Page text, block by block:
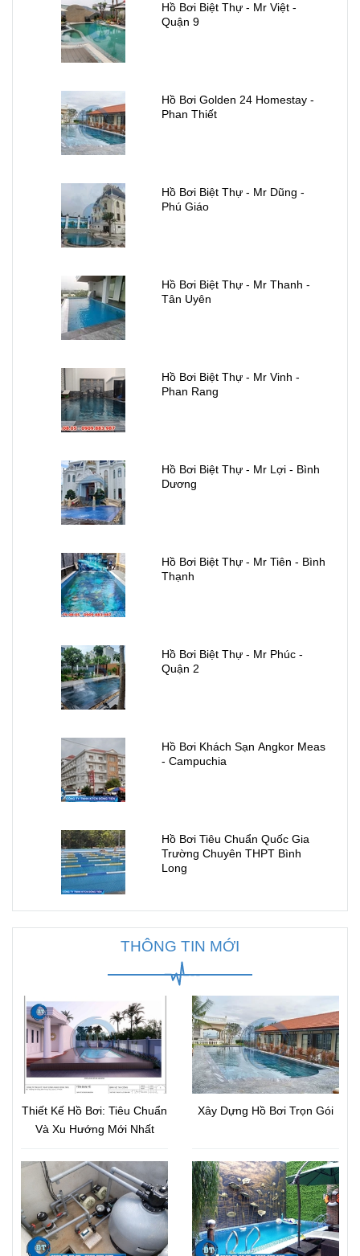
Hồ Bơi Biệt Thự - Mr Việt -
Quận 9
Hồ Bơi Golden 24 Homestay -
Phan Thiết
Hồ Bơi Biệt Thự - Mr Dũng -
Phú Giáo
Hồ Bơi Biệt Thự - Mr Thanh -
Tân Uyên
Hồ Bơi Biệt Thự - Mr Vinh -
Phan Rang
Hồ Bơi Biệt Thự - Mr Lợi - Bình
Dương
Hồ Bơi Biệt Thự - Mr Tiên - Bình
Thạnh
Hồ Bơi Biệt Thự - Mr Phúc -
Quận 2
Hồ Bơi Khách Sạn Angkor Meas
- Campuchia
Hồ Bơi Tiêu Chuẩn Quốc Gia
Trường Chuyên THPT Bình
Long
THÔNG TIN MỚI
Thiết Kế Hồ Bơi: Tiêu Chuẩn
Và Xu Hướng Mới Nhất
Xây Dựng Hồ Bơi Trọn Gói